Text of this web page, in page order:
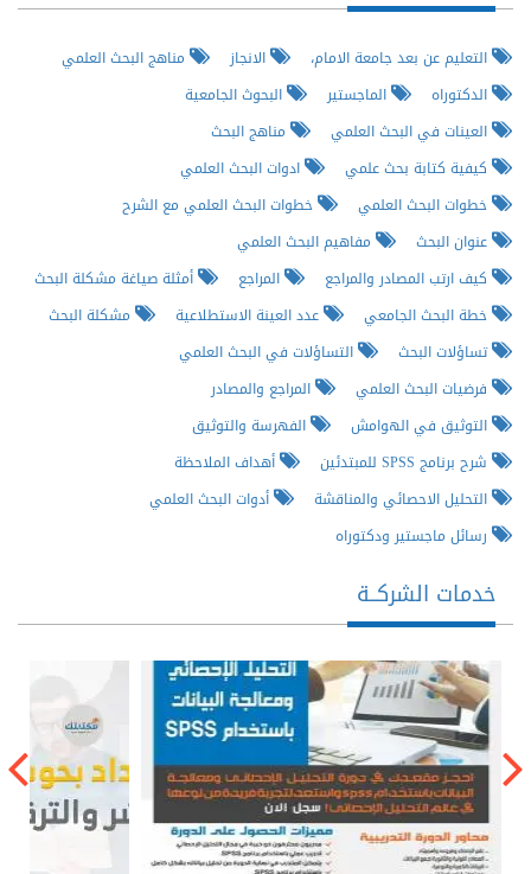
التعليم عن بعد جامعة الامام، الانجاز
مناهج البحث العلمي
الدكتوراه
الماجستير
البحوث الجامعية
العينات في البحث العلمي
مناهج البحث
كيفية كتابة بحث علمي
ادوات البحث العلمي
خطوات البحث العلمي
خطوات البحث العلمي مع الشرح
عنوان البحث
مفاهيم البحث العلمي
كيف ارتب المصادر والمراجع
المراجع
أمثلة صياغة مشكلة البحث
خطة البحث الجامعي
عدد العينة الاستطلاعية
مشكلة البحث
تساؤلات البحث
التساؤلات في البحث العلمي
فرضيات البحث العلمي
المراجع والمصادر
التوثيق في الهوامش
الفهرسة والتوثيق
شرح برنامج SPSS للمبتدئين
أهداف الملاحظة
التحليل الاحصائي والمناقشة
أدوات البحث العلمي
رسائل ماجستير ودكتوراه
خدمات الشركــة